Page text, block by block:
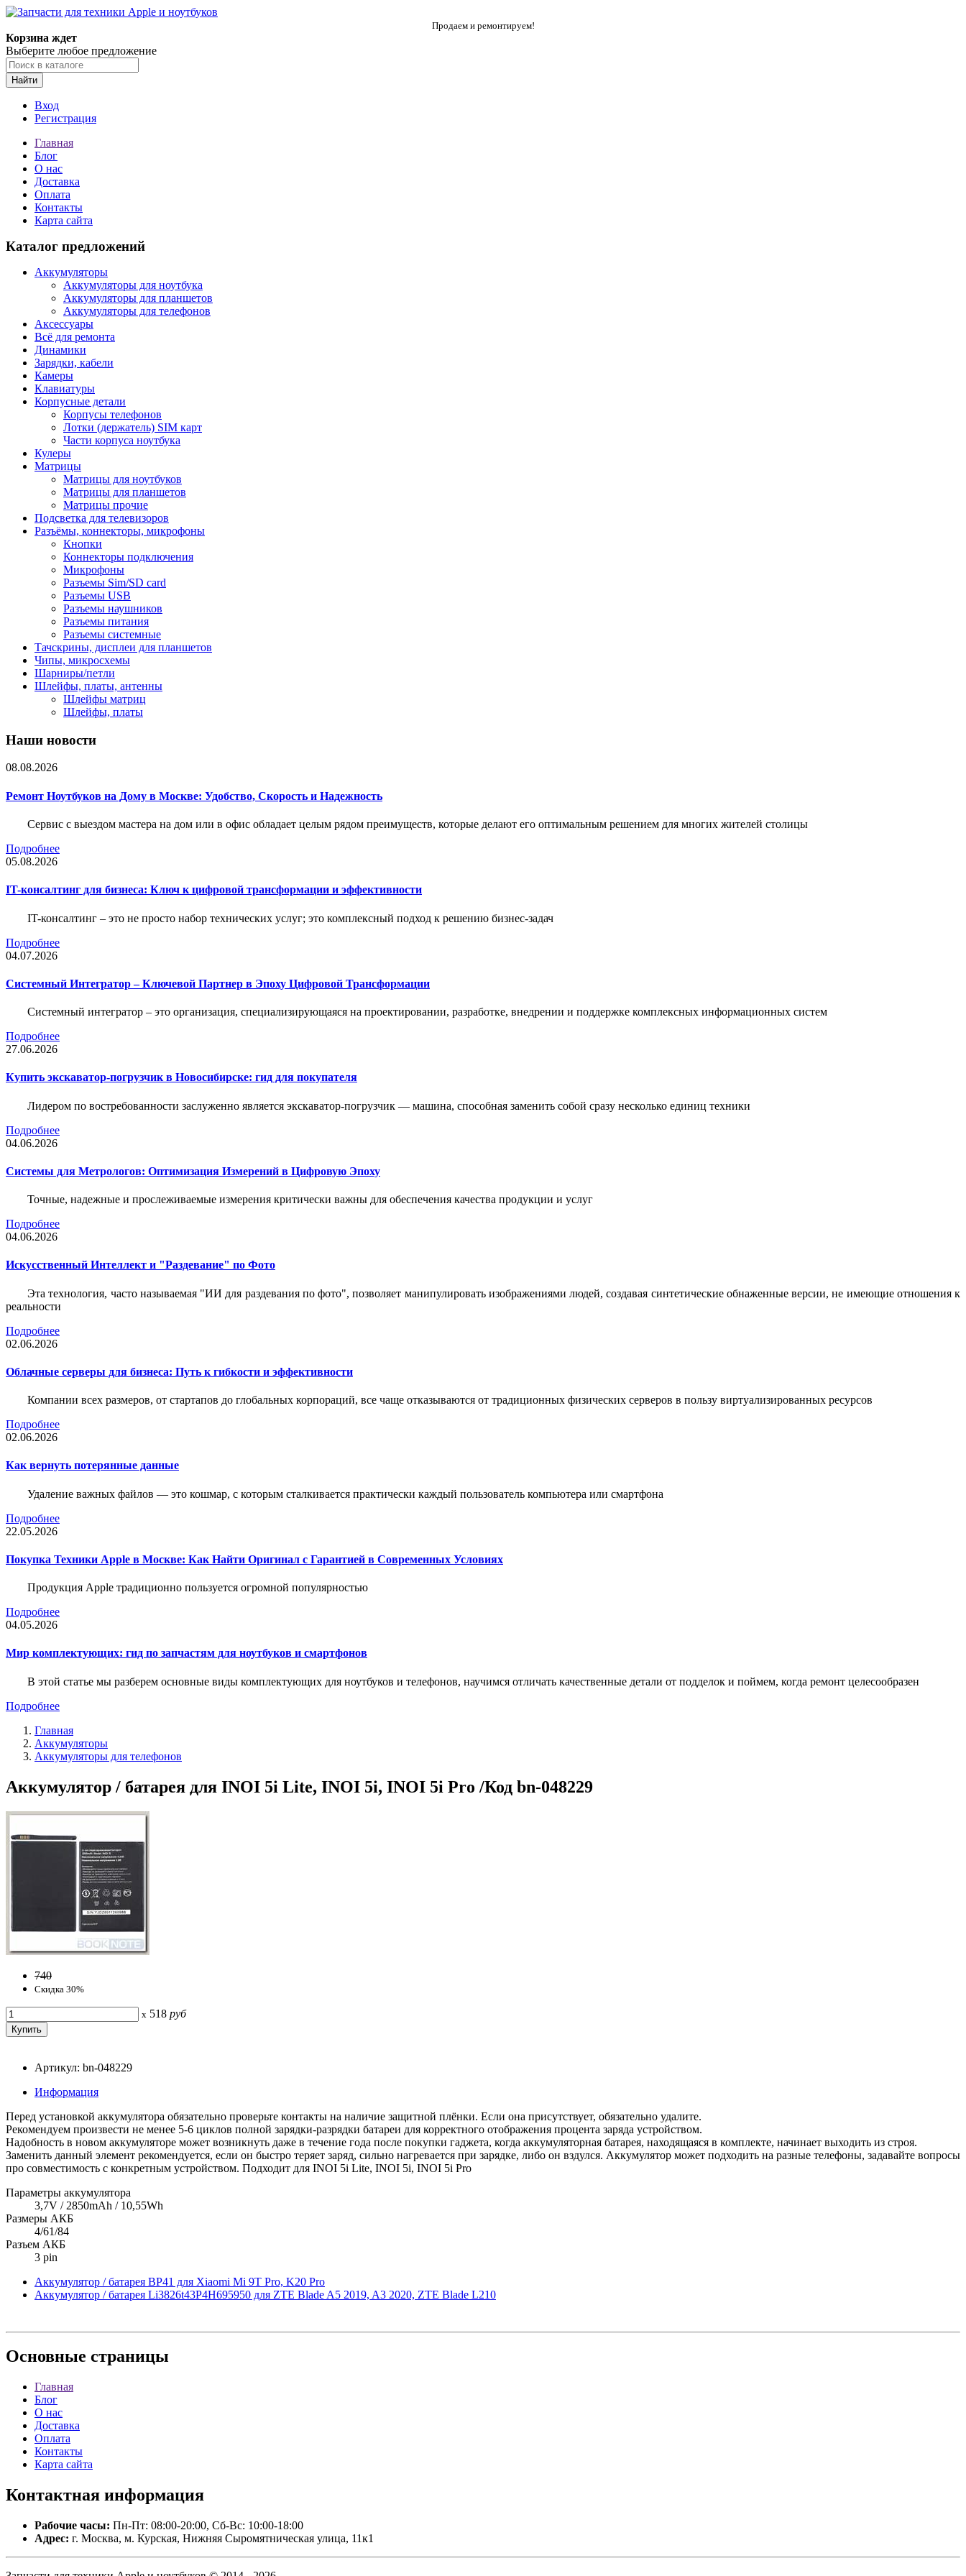
Продаем и ремонтируем!
Корзина ждет
Выберите любое предложение
Найти
Вход
Регистрация
Главная
Блог
О нас
Доставка
Оплата
Контакты
Карта сайта
Каталог предложений
Аккумуляторы
Аккумуляторы для ноутбука
Аккумуляторы для планшетов
Аккумуляторы для телефонов
Аксессуары
Всё для ремонта
Динамики
Зарядки, кабели
Камеры
Клавиатуры
Корпусные детали
Корпусы телефонов
Лотки (держатель) SIM карт
Части корпуса ноутбука
Кулеры
Матрицы
Матрицы для ноутбуков
Матрицы для планшетов
Матрицы прочие
Подсветка для телевизоров
Разъёмы, коннекторы, микрофоны
Кнопки
Коннекторы подключения
Микрофоны
Разъемы Sim/SD card
Разъемы USB
Разъемы наушников
Разъемы питания
Разъемы системные
Тачскрины, дисплеи для планшетов
Чипы, микросхемы
Шарниры/петли
Шлейфы, платы, антенны
Шлейфы матриц
Шлейфы, платы
Наши новости
08.08.2026
Ремонт Ноутбуков на Дому в Москве: Удобство, Скорость и Надежность
Сервис с выездом мастера на дом или в офис обладает целым рядом преимуществ, которые делают его оптимальным решением для многих жителей столицы
Подробнее
05.08.2026
IT-консалтинг для бизнеса: Ключ к цифровой трансформации и эффективности
IT-консалтинг – это не просто набор технических услуг; это комплексный подход к решению бизнес-задач
Подробнее
04.07.2026
Системный Интегратор – Ключевой Партнер в Эпоху Цифровой Трансформации
Системный интегратор – это организация, специализирующаяся на проектировании, разработке, внедрении и поддержке комплексных информационных систем
Подробнее
27.06.2026
Купить экскаватор-погрузчик в Новосибирске: гид для покупателя
Лидером по востребованности заслуженно является экскаватор-погрузчик — машина, способная заменить собой сразу несколько единиц техники
Подробнее
04.06.2026
Системы для Метрологов: Оптимизация Измерений в Цифровую Эпоху
Точные, надежные и прослеживаемые измерения критически важны для обеспечения качества продукции и услуг
Подробнее
04.06.2026
Искусственный Интеллект и "Раздевание" по Фото
Эта технология, часто называемая "ИИ для раздевания по фото", позволяет манипулировать изображениями людей, создавая синтетические обнаженные версии, не имеющие отношения к
реальности
Подробнее
02.06.2026
Облачные серверы для бизнеса: Путь к гибкости и эффективности
Компании всех размеров, от стартапов до глобальных корпораций, все чаще отказываются от традиционных физических серверов в пользу виртуализированных ресурсов
Подробнее
02.06.2026
Как вернуть потерянные данные
Удаление важных файлов — это кошмар, с которым сталкивается практически каждый пользователь компьютера или смартфона
Подробнее
22.05.2026
Покупка Техники Apple в Москве: Как Найти Оригинал с Гарантией в Современных Условиях
Продукция Apple традиционно пользуется огромной популярностью
Подробнее
04.05.2026
Мир комплектующих: гид по запчастям для ноутбуков и смартфонов
В этой статье мы разберем основные виды комплектующих для ноутбуков и телефонов, научимся отличать качественные детали от подделок и поймем, когда ремонт целесообразен
Подробнее
Главная
Аккумуляторы
Аккумуляторы для телефонов
Аккумулятор / батарея для INOI 5i Lite, INOI 5i, INOI 5i Pro /Код bn-048229
740
Скидка 30%
x 518 руб
Артикул: bn-048229
Информация
Перед установкой аккумулятора обязательно проверьте контакты на наличие защитной плёнки. Если она присутствует, обязательно удалите.
Рекомендуем произвести не менее 5-6 циклов полной зарядки-разрядки батареи для корректного отображения процента заряда устройством.
Надобность в новом аккумуляторе может возникнуть даже в течение года после покупки гаджета, когда аккумуляторная батарея, находящаяся в комплекте, начинает выходить из строя.
Заменить данный элемент рекомендуется, если он быстро теряет заряд, сильно нагревается при зарядке, либо он вздулся. Аккумулятор может подходить на разные телефоны, задавайте вопросы
про совместимость с конкретным устройством. Подходит для INOI 5i Lite, INOI 5i, INOI 5i Pro
Параметры аккумулятора
3,7V / 2850mAh / 10,55Wh
Размеры АКБ
4/61/84
Разъем АКБ
3 pin
Аккумулятор / батарея BP41 для Xiaomi Mi 9T Pro, K20 Pro
Аккумулятор / батарея Li3826t43P4H695950 для ZTE Blade A5 2019, A3 2020, ZTE Blade L210
Основные страницы
Главная
Блог
О нас
Доставка
Оплата
Контакты
Карта сайта
Контактная информация
Рабочие часы: Пн-Пт: 08:00-20:00, Сб-Вс: 10:00-18:00
Адрес: г. Москва, м. Курская, Нижняя Сыромятническая улица, 11к1